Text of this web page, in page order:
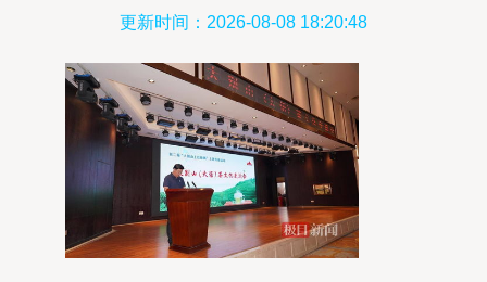
更新时间：2026-08-08 18:20:48